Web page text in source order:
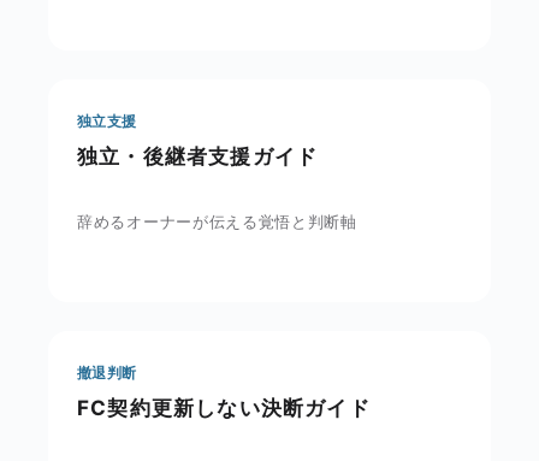
独立支援
独立・後継者支援ガイド
辞めるオーナーが伝える覚悟と判断軸
撤退判断
FC契約更新しない決断ガイド